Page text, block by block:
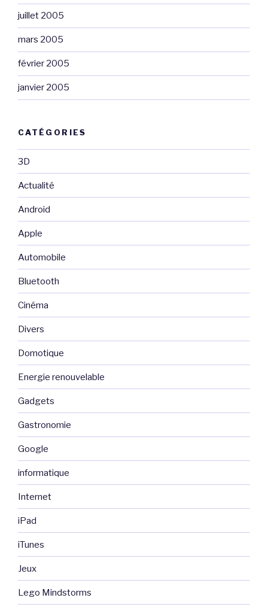
juillet 2005
mars 2005
février 2005
janvier 2005
CATÉGORIES
3D
Actualité
Android
Apple
Automobile
Bluetooth
Cinéma
Divers
Domotique
Energie renouvelable
Gadgets
Gastronomie
Google
informatique
Internet
iPad
iTunes
Jeux
Lego Mindstorms